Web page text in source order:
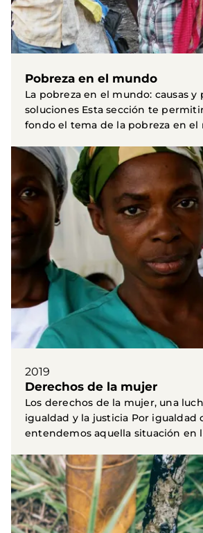
Pobreza en el mundo
La pobreza en el mundo: causas y
soluciones Esta sección te
fondo el tema de la pobreza en el
2019
Derechos de la mujer
Los derechos de la mujer, una
igualdad y la justicia Por igualdad
entendemos aquella situación en